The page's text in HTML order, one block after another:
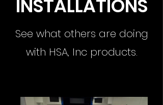
INSTALLATIONS
See what others are doing
with HSA, Inc products.